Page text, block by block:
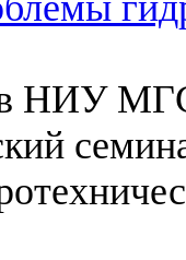
в НИУ